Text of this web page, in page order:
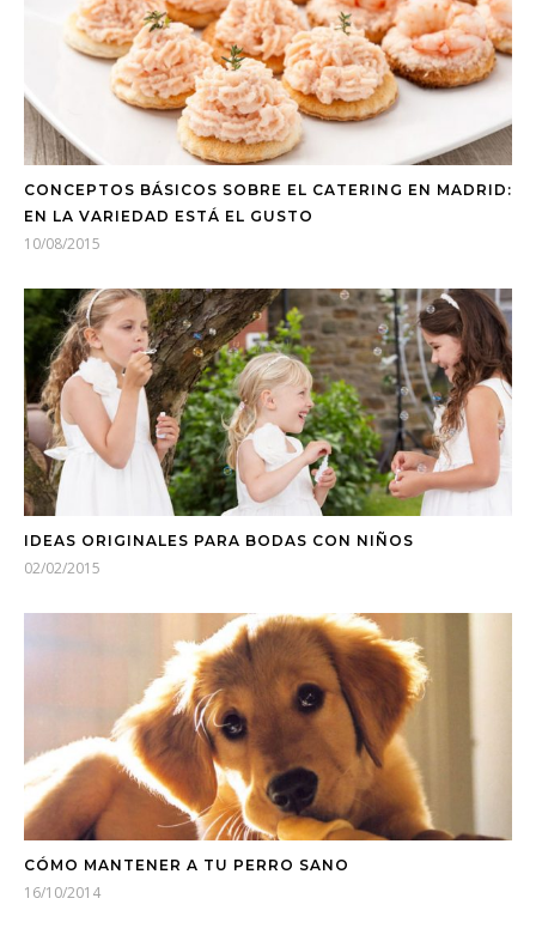
CONCEPTOS BÁSICOS SOBRE EL CATERING EN MADRID:
EN LA VARIEDAD ESTÁ EL GUSTO
10/08/2015
IDEAS ORIGINALES PARA BODAS CON NIÑOS
02/02/2015
CÓMO MANTENER A TU PERRO SANO
16/10/2014